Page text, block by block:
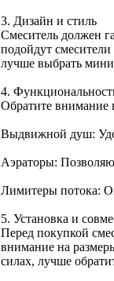
3. Дизайн и стиль
Смеситель должен
подойдут
лучше выбрать
4.
Обратите внимание
Выдвижной душ:
Аэраторы:
Лимитеры потока:
5. Установка и
Перед покупкой
внимание на
силах, лучше